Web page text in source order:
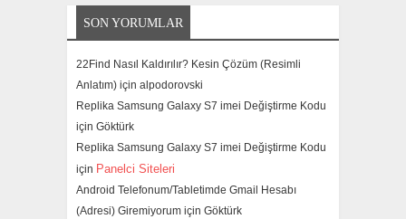
SON YORUMLAR
22Find Nasıl Kaldırılır? Kesin Çözüm (Resimli
Anlatım) için alpodorovski
Replika Samsung Galaxy S7 imei Değiştirme Kodu
için Göktürk
Replika Samsung Galaxy S7 imei Değiştirme Kodu
için Panelci Siteleri
Android Telefonum/Tabletimde Gmail Hesabı
(Adresi) Giremiyorum için Göktürk